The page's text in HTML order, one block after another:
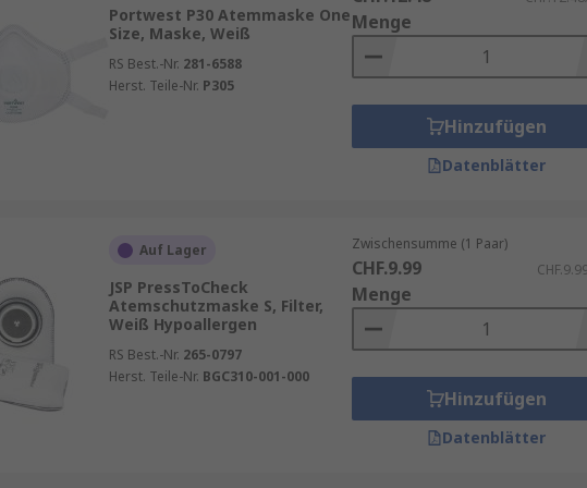
sind kostengünstiger, während Vollmasken das gesamte Gesicht
den Vorteil, dass sie um das
haben auch den Vorteil, die Augen vor Dämpfen
Portwest P30 Atemmaske One
Size, Maske, Weiß
RS Best.-Nr. 281-6588
Herst. Teile-Nr. P305
Menge
Hinzufügen
Datenblätter
Auf Lager
JSP PressToCheck
Atemschutzmaske S, Filter,
Weiß Hypoallergen
RS Best.-Nr. 265-0797
Herst. Teile-Nr. BGC310-001-000
Zwischensumme (1 Paar)
CHF.9.99
Menge
Hinzufügen
Datenblätter